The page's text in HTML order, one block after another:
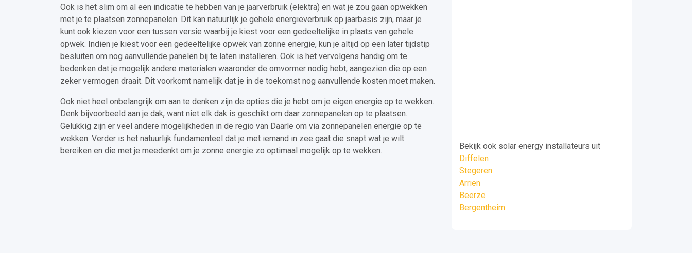
Ook is het slim om al een indicatie te hebben van je jaarverbruik (elektra) en wat je zou gaan opwekken
met je te plaatsen zonnepanelen. Dit kan natuurlijk je gehele energieverbruik op jaarbasis zijn, maar je
kunt ook kiezen voor een tussen versie waarbij je kiest voor een gedeeltelijke in plaats van gehele
opwek. Indien je kiest voor een gedeeltelijke opwek van zonne energie, kun je altijd op een later tijdstip
besluiten om nog aanvullende panelen bij te laten installeren. Ook is het vervolgens handig om te
bedenken dat je mogelijk andere materialen waaronder de omvormer nodig hebt, aangezien die op een
zeker vermogen draait. Dit voorkomt namelijk dat je in de toekomst nog aanvullende kosten moet maken.
Ook niet heel onbelangrijk om aan te denken zijn de opties die je hebt om je eigen energie op te wekken.
Denk bijvoorbeeld aan je dak, want niet elk dak is geschikt om daar zonnepanelen op te plaatsen.
Gelukkig zijn er veel andere mogelijkheden in de regio van Daarle om via zonnepanelen energie op te
wekken. Verder is het natuurlijk fundamenteel dat je met iemand in zee gaat die snapt wat je wilt
bereiken en die met je meedenkt om je zonne energie zo optimaal mogelijk op te wekken.
Bekijk ook solar energy installateurs uit
Diffelen
Stegeren
Arrien
Beerze
Bergentheim